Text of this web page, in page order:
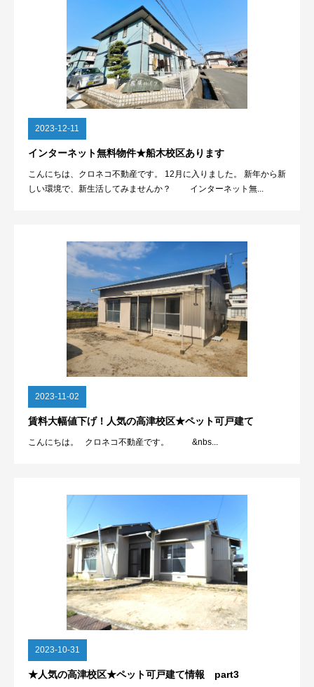
2023-12-11
インターネット無料物件★船木校区あります
こんにちは、クロネコ不動産です。 12月に入りました。 新年から新
しい環境で、新生活してみませんか？ インターネット無...
2023-11-02
賃料大幅値下げ！人気の高津校区★ペット可戸建て
こんにちは。 クロネコ不動産です。 &nbs...
2023-10-31
★人気の高津校区★ペット可戸建て情報 part3